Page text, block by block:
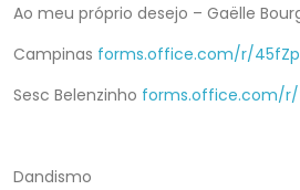
Ao meu próprio desejo – Gaëlle
Campinas forms.office.com/r/
Sesc Belenzinho forms.office.com/r/
Dandismo